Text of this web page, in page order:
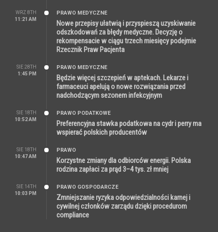
WRZ 8TH
11:21 AM
PRAWO MEDYCZNE
Nowe przepisy ułatwią i przyspieszą uzyskiwanie
odszkodowań za błędy medyczne. Decyzję o
rekompensacie w ciągu trzech miesięcy podejmie
Rzecznik Praw Pacjenta
SIE 28TH
1:45 PM
PRAWO MEDYCZNE
Będzie więcej szczepień w aptekach. Lekarze i
farmaceuci apelują o nowe rozwiązania przed
nadchodzącym sezonem infekcyjnym
SIE 18TH
10:52 AM
PRAWO PODATKOWE
Preferencyjna stawka podatkowa na cydr i perry ma
wspierać polskich producentów
SIE 18TH
10:47 AM
PRAWO
Korzystne zmiany dla odbiorców energii. Polska
rodzina zapłaci za prąd 3–4 tys. zł mniej
SIE 14TH
10:03 PM
PRAWO GOSPODARCZE
Zmniejszanie ryzyka odpowiedzialności karnej i
cywilnej członków zarządu dzięki procedurom
compliance